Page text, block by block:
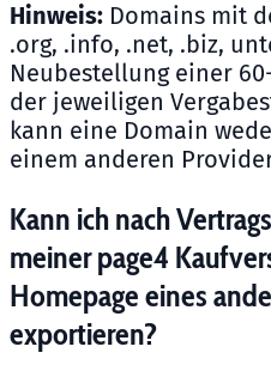
Hinweis: Domains mit
.org, .info, .net, .biz,
Neubestellung einer
der jeweiligen
kann eine Domain
einem anderen
Kann ich nach
meiner page4
Homepage eines
exportieren?